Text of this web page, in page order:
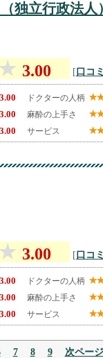
独立行政法人
3.00 [口コ
3.00
3.00
3.00
ドクターの人柄
麻酔の上手さ
サービス
3.00 [口コ
3.00
3.00
3.00
ドクターの人柄
麻酔の上手さ
サービス
7 8 9 次ペー